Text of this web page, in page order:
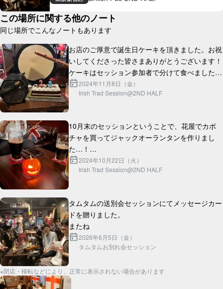
この場所に関する他のノート
同じ場所でこんなノートもあります
お店のご厚意で誕生日ケーキを頂きました。お祝
いしてくださった皆さまありがとうございます！
ケーキはセッション参加者で分けて食べました！
これからも引き続き暖かいセッションを作ってい
こうと思います…！
2024年11月8日（金）
Irish Trad Session@2ND HALF
10月末のセッションということで、花屋でカボ
チャを買ってジャックオーランタンを作りまし
た…！
灯りに蝋燭を使ったので、セッション終盤にはか
2024年10月22日（火）
Irish Trad Session@2ND HALF
タムタムの送別会セッションにてメッセージカー
ドを贈りました。
2026年6月5日（金）
タムタムお別れ会セッション
※閉店・移転などにより、正常に表示されない場合があります